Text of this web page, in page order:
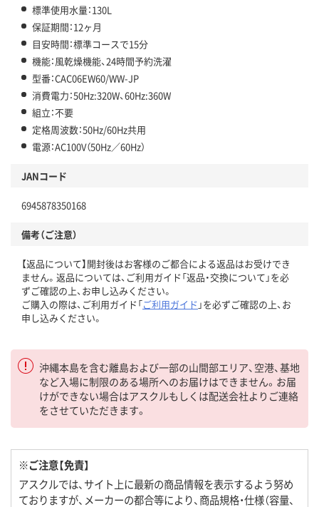
標準使用水量：130L
保証期間：12ヶ月
目安時間：標準コースで15分
機能：風乾燥機能、24時間予約洗濯
型番：CAC06EW60/WW-JP
消費電力：50Hz:320W、60Hz:360W
組立：不要
定格周波数：50Hz/60Hz共用
電源：AC100V（50Hz／60Hz）
JANコード
6945878350168
備考（ご注意）
【返品について】開封後はお客様のご都合による返品はお受けでき
ません。返品については、ご利用ガイド「返品・交換について」を必
ずご確認の上、お申し込みください。
ご購入の際は、ご利用ガイド「ご利用ガイド 」を必ずご確認の上、お
申し込みください。
沖縄本島を含む離島および一部の山間部エリア、空港、基地
など入場に制限のある場所へのお届けはできません。お届
けができない場合はアスクルもしくは配送会社よりご連絡
をさせていただきます。
※ご注意【免責】
アスクルでは、サイト上に最新の商品情報を表示するよう努め
ておりますが、メーカーの都合等により、商品規格・仕様（容量、